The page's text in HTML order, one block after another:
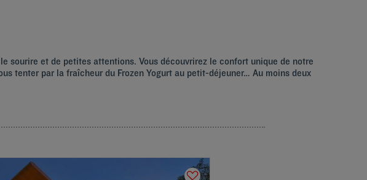
sourire et de petites attentions. Vous découvrirez le confort unique de notre
tenter par la fraîcheur du Frozen Yogurt au petit-déjeuner… Au moins deux